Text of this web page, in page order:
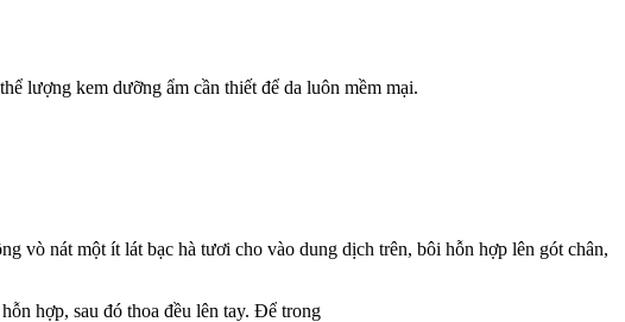
lượng kem dưỡng ẩm cần thiết để da luôn mềm mại.
vò nát một ít lát bạc hà tươi cho vào dung dịch trên, bôi hỗn hợp lên gót chân,
hợp, sau đó thoa đều lên tay. Để trong